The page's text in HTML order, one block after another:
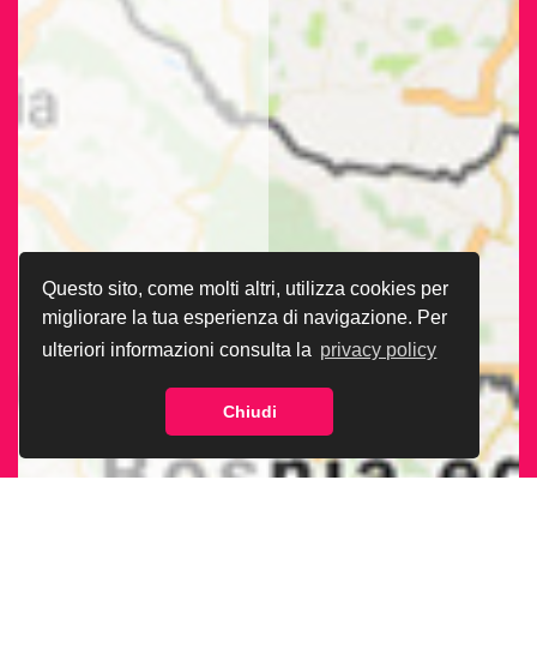
Questo sito, come molti altri, utilizza cookies per
migliorare la tua esperienza di navigazione. Per
ulteriori informazioni consulta la privacy policy
Chiudi